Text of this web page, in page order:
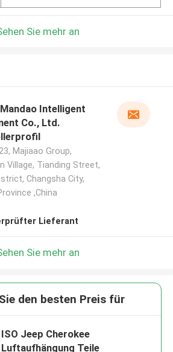
Sie mehr an
Intelligent
Co., Ltd.
Majiaao Group,
Village, Tianding Street,
Changsha City,
,China
Lieferant
Sie mehr an
den besten Preis für
ISO Jeep Cherokee
Luftaufhängung Teile